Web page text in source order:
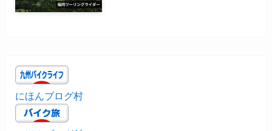
にほんブログ村